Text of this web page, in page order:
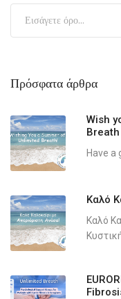
Πρόσφατα άρθρα
Wish
Breath
Have a
Καλό
Καλό